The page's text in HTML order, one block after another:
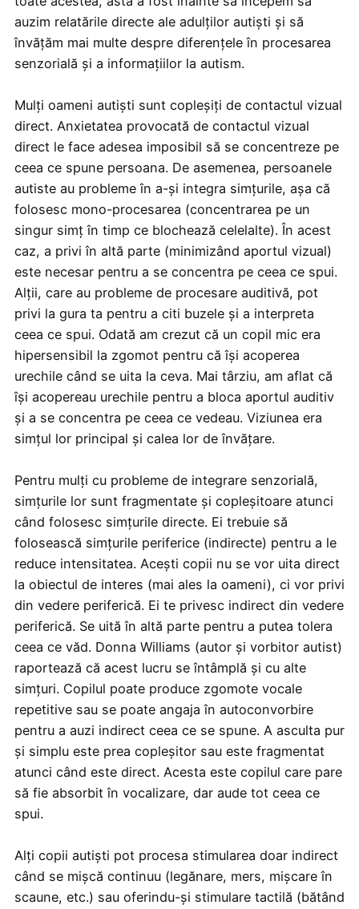
auzim relatările directe ale adulților autiști și să
învățăm mai multe despre diferențele în procesarea
senzorială și a informațiilor la autism.
Mulți oameni autiști sunt copleșiți de contactul vizual
direct. Anxietatea provocată de contactul vizual
direct le face adesea imposibil să se concentreze pe
ceea ce spune persoana. De asemenea, persoanele
autiste au probleme în a-și integra simțurile, așa că
folosesc mono-procesarea (concentrarea pe un
singur simț în timp ce blochează celelalte). În acest
caz, a privi în altă parte (minimizând aportul vizual)
este necesar pentru a se concentra pe ceea ce spui.
Alții, care au probleme de procesare auditivă, pot
privi la gura ta pentru a citi buzele și a interpreta
ceea ce spui. Odată am crezut că un copil mic era
hipersensibil la zgomot pentru că își acoperea
urechile când se uita la ceva. Mai târziu, am aflat că
își acopereau urechile pentru a bloca aportul auditiv
și a se concentra pe ceea ce vedeau. Viziunea era
simțul lor principal și calea lor de învățare.
Pentru mulți cu probleme de integrare senzorială,
simțurile lor sunt fragmentate și copleșitoare atunci
când folosesc simțurile directe. Ei trebuie să
folosească simțurile periferice (indirecte) pentru a le
reduce intensitatea. Acești copii nu se vor uita direct
la obiectul de interes (mai ales la oameni), ci vor privi
din vedere periferică. Ei te privesc indirect din vedere
periferică. Se uită în altă parte pentru a putea tolera
ceea ce văd. Donna Williams (autor și vorbitor autist)
raportează că acest lucru se întâmplă și cu alte
simțuri. Copilul poate produce zgomote vocale
repetitive sau se poate angaja în autoconvorbire
pentru a auzi indirect ceea ce se spune. A asculta pur
și simplu este prea copleșitor sau este fragmentat
atunci când este direct. Acesta este copilul care pare
să fie absorbit în vocalizare, dar aude tot ceea ce
spui.
Alți copii autiști pot procesa stimularea doar indirect
când se mișcă continuu (legănare, mers, mișcare în
scaune, etc.) sau oferindu-și stimulare tactilă (bătând